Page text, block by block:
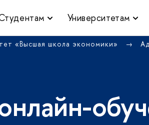
Университетам
«Высшая школа экономики»